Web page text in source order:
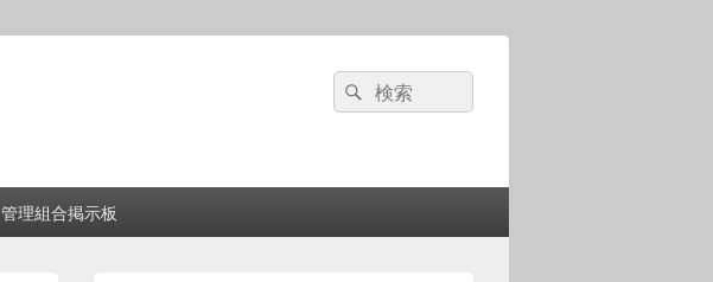
検
索:
検
索
管理組合掲示板